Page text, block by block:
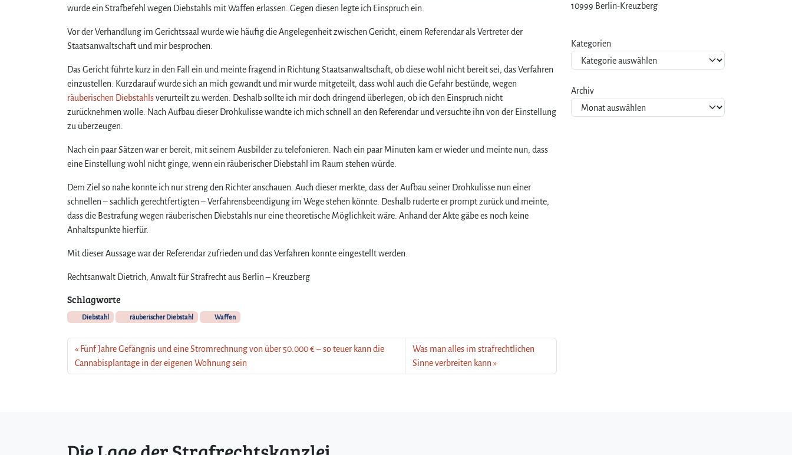
wurde ein Strafbefehl wegen Diebstahls mit Waffen erlassen. Gegen diesen legte ich Einspruch ein.
Vor der Verhandlung im Gerichtssaal wurde wie häufig die Angelegenheit zwischen Gericht, einem Referendar als Vertreter der
Staatsanwaltschaft und mir besprochen.
Das Gericht führte kurz in den Fall ein und meinte fragend in Richtung Staatsanwaltschaft, ob diese wohl nicht bereit sei, das Verfahren
einzustellen. Kurzdarauf wurde sich an mich gewandt und mir wurde mitgeteilt, dass wohl auch die Gefahr bestünde, wegen
räuberischen Diebstahlsverurteilt zu werden. Deshalb sollte ich mir doch dringend überlegen, ob ich den Einspruch nicht
zurücknehmen wolle. Nach Aufbau dieser Drohkulisse wandte ich mich schnell an den Referendar und versuchte ihn von der Einstellung
zu überzeugen.
Nach ein paar Sätzen war er bereit, mit seinem Ausbilder zu telefonieren. Nach ein paar Minuten kam er wieder und meinte nun, dass
eine Einstellung wohl nicht ginge, wenn ein räuberischer Diebstahl im Raum stehen würde.
Dem Ziel so nahe konnte ich nur streng den Richter anschauen. Auch dieser merkte, dass der Aufbau seiner Drohkulisse nun einer
schnellen – sachlich gerechtfertigten – Verfahrensbeendigung im Wege stehen könnte. Deshalb ruderte er prompt zurück und meinte,
dass die Bestrafung wegen räuberischen Diebstahls nur eine theoretische Möglichkeit wäre. Anhand der Akte gäbe es noch keine
Anhaltspunkte hierfür.
Mit dieser Aussage war der Referendar zufrieden und das Verfahren konnte eingestellt werden.
Rechtsanwalt Dietrich, Anwalt für Strafrecht aus Berlin – Kreuzberg
Schlagworte
Diebstahl räuberischer Diebstahl Waffen
Fünf Jahre Gefängnis und eine Stromrechnung von über 50.000 € – so teuer kann die
Cannabisplantage in der eigenen Wohnung sein
Was man alles im strafrechtlichen
Sinne verbreiten kann
10999 Berlin-Kreuzberg
Kategorien
Archiv